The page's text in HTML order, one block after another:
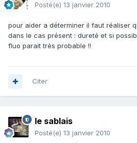
Posté(e) 13 janvier 2010
pour aider a déterminer il faut réaliser
dans le cas présent : dureté et si
fluo parait très probable !!
Citer
le sablais
Posté(e) 13 janvier 2010